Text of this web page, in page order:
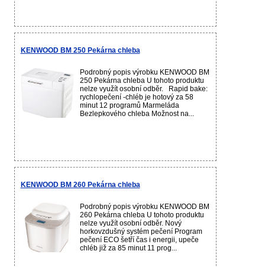
KENWOOD BM 250 Pekárna chleba
Podrobný popis výrobku KENWOOD BM
250 Pekárna chleba U tohoto produktu
nelze využít osobní odběr. Rapid bake:
rychlopečení -chléb je hotový za 58
minut 12 programů Marmeláda
Bezlepkového chleba Možnost na...
KENWOOD BM 260 Pekárna chleba
Podrobný popis výrobku KENWOOD BM
260 Pekárna chleba U tohoto produktu
nelze využít osobní odběr. Nový
horkovzdušný systém pečení Program
pečení ECO šetří čas i energii, upeče
chléb již za 85 minut 11 prog...